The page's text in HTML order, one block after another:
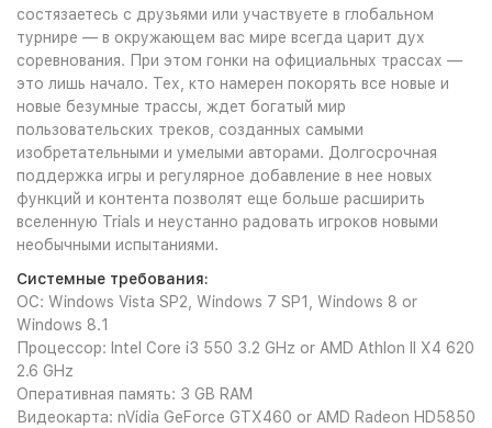
состязаетесь с друзьями или участвуете в глобальном
турнире — в окружающем вас мире всегда царит дух
соревнования. При этом гонки на официальных трассах —
это лишь начало. Тех, кто намерен покорять все новые и
новые безумные трассы, ждет богатый мир
пользовательских треков, созданных самыми
изобретательными и умелыми авторами. Долгосрочная
поддержка игры и регулярное добавление в нее новых
функций и контента позволят еще больше расширить
вселенную Trials и неустанно радовать игроков новыми
необычными испытаниями.
Системные требования:
ОС: Windows Vista SP2, Windows 7 SP1, Windows 8 or
Windows 8.1
Процессор: Intel Core i3 550 3.2 GHz or AMD Athlon II X4 620
2.6 GHz
Оперативная память: 3 GB RAM
Видеокарта: nVidia GeForce GTX460 or AMD Radeon HD5850